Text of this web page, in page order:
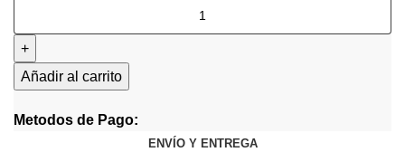
Añadir al carrito
Metodos de Pago:
ENVÍO Y ENTREGA